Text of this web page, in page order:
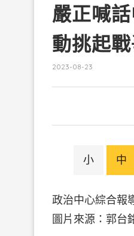
嚴正喊
動挑起
2023-08-23
小 中
政治中心綜合報
圖片來源：郭台